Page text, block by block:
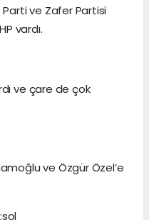
Parti ve Zafer Partisi
vardı.
ve çare de çok
ve Özgür Özel’e